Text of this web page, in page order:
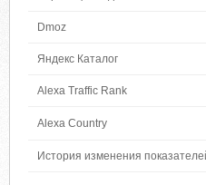
Dmoz
Яндекс Каталог
Alexa Traffic Rank
Alexa Country
История изменения